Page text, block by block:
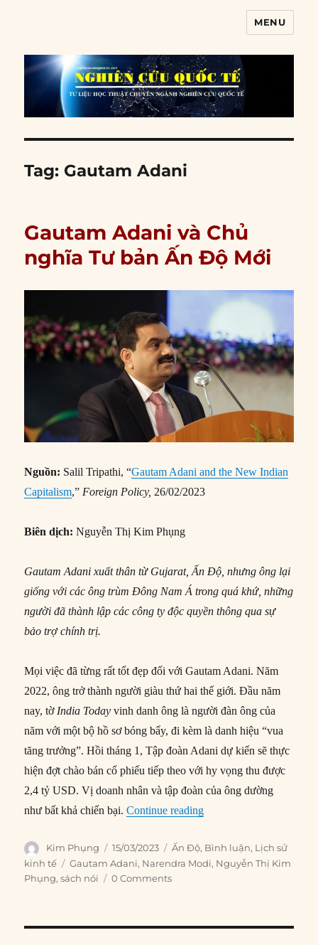
MENU
Tag: Gautam Adani
Gautam Adani và Chủ
nghĩa Tư bản Ấn Độ Mới
Nguồn: Salil Tripathi, “Gautam Adani and the New Indian
Capitalism,”Foreign Policy, 26/02/2023
Biên dịch: Nguyễn Thị Kim Phụng
Gautam Adani xuất thân từ Gujarat, Ấn Độ, nhưng ông lại
giống với các ông trùm Đông Nam Á trong quá khứ, những
người đã thành lập các công ty độc quyền thông qua sự
bảo trợ chính trị.
Mọi việc đã từng rất tốt đẹp đối với Gautam Adani. Năm
2022, ông trở thành người giàu thứ hai thế giới. Đầu năm
nay, tờIndia Todayvinh danh ông là người đàn ông của
năm với một bộ hồ sơ bóng bẩy, đi kèm là danh hiệu “vua
tăng trưởng”. Hồi tháng 1, Tập đoàn Adani dự kiến sẽ thực
hiện đợt chào bán cổ phiếu tiếp theo với hy vọng thu được
2,4 tỷ USD. Vị doanh nhân và tập đoàn của ông dường
như bất khả chiến bại.Continue reading“Gautam Adani và Chủ
Author
Kim Phụng
Posted
on
15/03/2023 Categories
Ấn Độ, Bình luận, Lịch sử
kinh tế
Tags
Gautam Adani, Narendra Modi, Nguyễn Thị Kim
Phụng,sách nói 0 Comments